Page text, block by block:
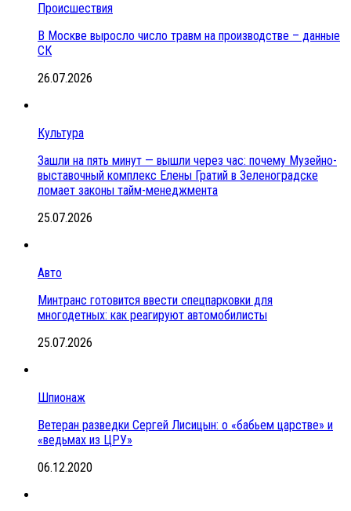
Происшествия
В Москве выросло число травм на производстве – данные
СК
26.07.2026
Культура
Зашли на пять минут — вышли через час: почему Музейно-
выставочный комплекс Елены Гратий в Зеленоградске
ломает законы тайм-менеджмента
25.07.2026
Авто
Минтранс готовится ввести спецпарковки для
многодетных: как реагируют автомобилисты
25.07.2026
Шпионаж
Ветеран разведки Сергей Лисицын: о «бабьем царстве» и
«ведьмах из ЦРУ»
06.12.2020